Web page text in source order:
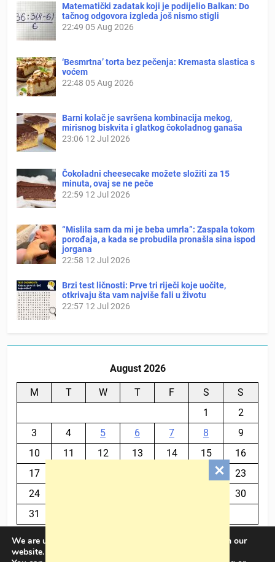
Matematički zadatak koji je podijelio Balkan: Do
tačnog odgovora izgleda još nismo stigli
22:49 05 Aug 2026
‘Besmrtna’ torta bez pečenja: Kremasta slastica s
voćem
22:48 05 Aug 2026
Barni kolač je savršena kombinacija mekog,
mirisnog biskvita i glatkog čokoladnog ganaša
23:06 12 Jul 2026
Čokoladni cheesecake možete složiti za 15
minuta, ovaj se ne peče
22:59 12 Jul 2026
“Mislila sam da mi je beba umrla”: Zaspala tokom
porođaja, a kada se probudila pronašla sina ispod
jorgana
22:58 12 Jul 2026
Brzi test ličnosti: Prve tri riječi koje uočite,
otkrivaju šta vam najviše fali u životu
22:57 12 Jul 2026
August 2026
M T W T F S
S
1
2
3
4 5 6 7 8
9
10
11 12 13 14 15
16
17
23
24
30
31
We are using cookies to give you the best experience on our
website.